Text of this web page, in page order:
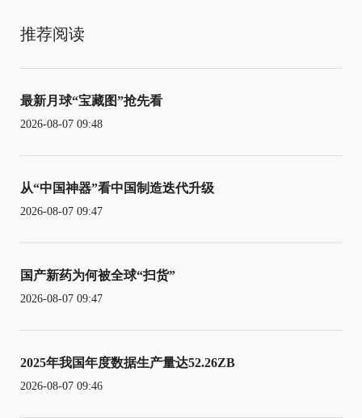
推荐阅读
最新月球“宝藏图”抢先看
2026-08-07 09:48
从“中国神器”看中国制造迭代升级
2026-08-07 09:47
国产新药为何被全球“扫货”
2026-08-07 09:47
2025年我国年度数据生产量达52.26ZB
2026-08-07 09:46